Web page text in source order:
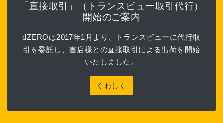
「直接取引」（トランスビュー取引代行）
開始のご案内
dZEROは2017年1月より、トランスビューに代行取
引を委託し、書店様との直接取引による出荷を開始
いたしました。
くわしく